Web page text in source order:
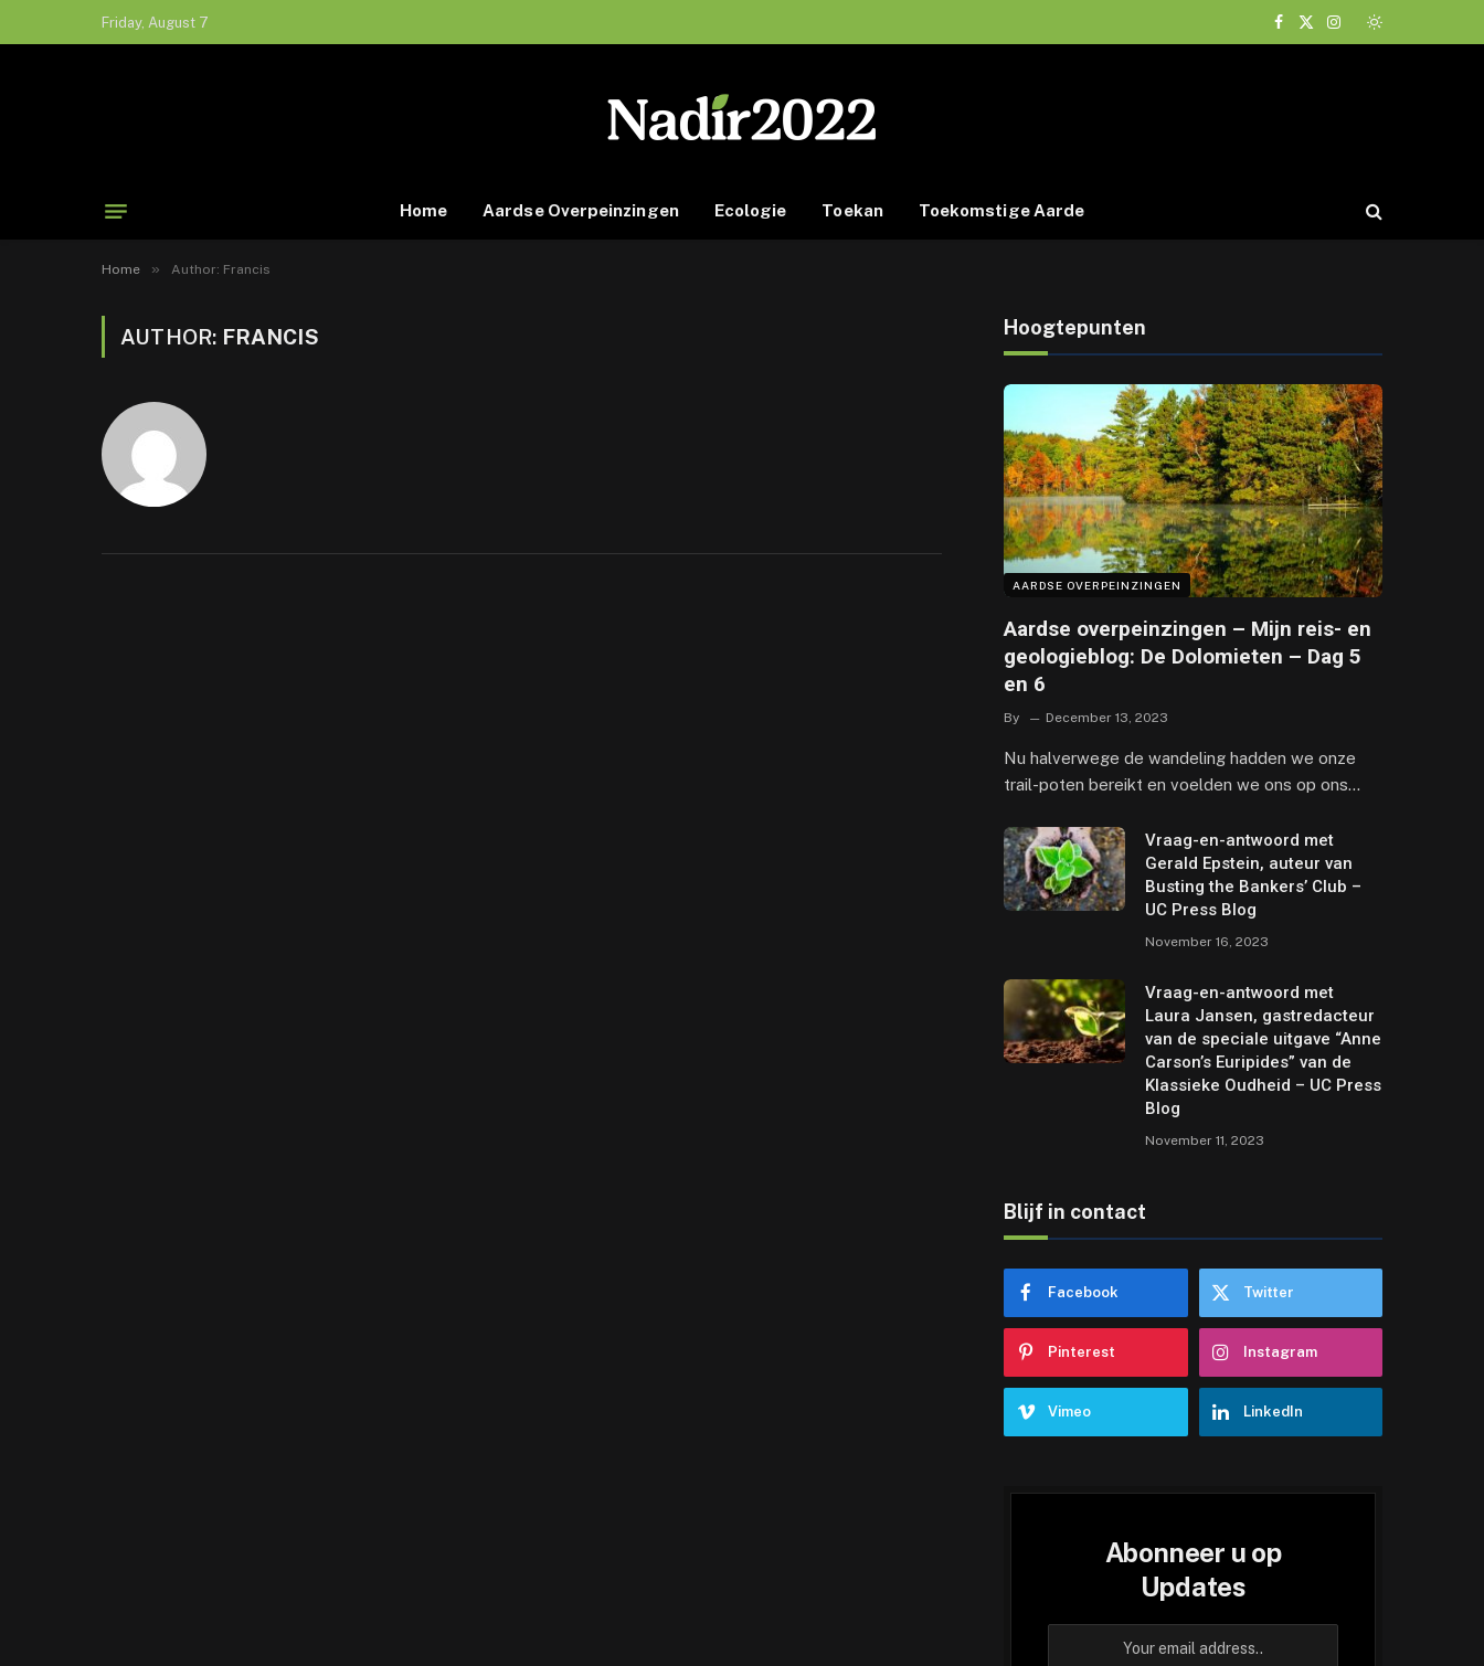
Friday, August 7
Facebook
X
Instagram
Home Aardse Overpeinzingen Ecologie Toekan Toekomstige Aarde
Home » Author: Francis
AUTHOR: FRANCIS Hoogtepunten
AARDSE OVERPEINZINGEN
Aardse overpeinzingen – Mijn reis- en
geologieblog: De Dolomieten – Dag 5
en 6
By December 13, 2023
Nu halverwege de wandeling hadden we onze
trail-poten bereikt en voelden we ons op ons…
Vraag-en-antwoord met
Gerald Epstein, auteur van
Busting the Bankers’ Club –
UC Press Blog
November 16, 2023
Vraag-en-antwoord met
Laura Jansen, gastredacteur
van de speciale uitgave “Anne
Carson’s Euripides” van de
Klassieke Oudheid – UC Press
Blog
November 11, 2023
Blijf in contact
Facebook Twitter
Pinterest Instagram
Vimeo LinkedIn
Abonneer u op
Updates